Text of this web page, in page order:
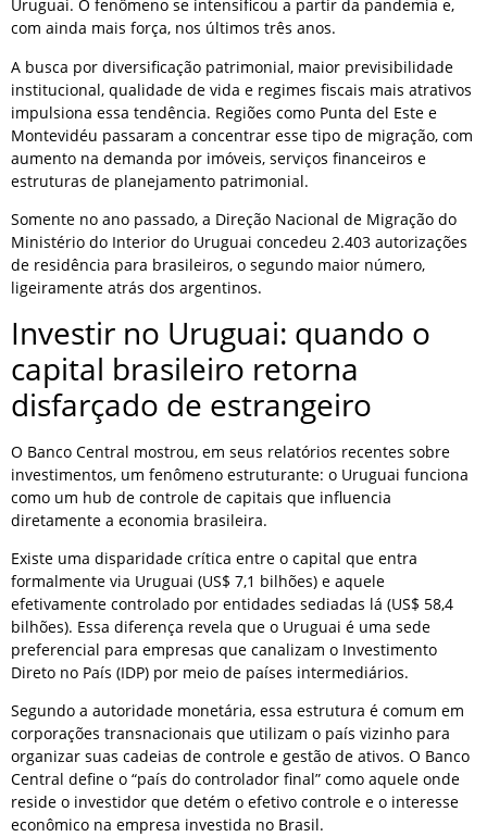
Uruguai. O fenômeno se intensificou a partir da pandemia e,
com ainda mais força, nos últimos três anos.
A busca por diversificação patrimonial, maior previsibilidade
institucional, qualidade de vida e regimes fiscais mais atrativos
impulsiona essa tendência. Regiões como Punta del Este e
Montevidéu passaram a concentrar esse tipo de migração, com
aumento na demanda por imóveis, serviços financeiros e
estruturas de planejamento patrimonial.
Somente no ano passado, a Direção Nacional de Migração do
Ministério do Interior do Uruguai concedeu 2.403 autorizações
de residência para brasileiros, o segundo maior número,
ligeiramente atrás dos argentinos.
Investir no Uruguai: quando o
capital brasileiro retorna
disfarçado de estrangeiro
O Banco Central mostrou, em seus relatórios recentes sobre
investimentos, um fenômeno estruturante: o Uruguai funciona
como um hub de controle de capitais que influencia
diretamente a economia brasileira.
Existe uma disparidade crítica entre o capital que entra
formalmente via Uruguai (US$ 7,1 bilhões) e aquele
efetivamente controlado por entidades sediadas lá (US$ 58,4
bilhões). Essa diferença revela que o Uruguai é uma sede
preferencial para empresas que canalizam o Investimento
Direto no País (IDP) por meio de países intermediários.
Segundo a autoridade monetária, essa estrutura é comum em
corporações transnacionais que utilizam o país vizinho para
organizar suas cadeias de controle e gestão de ativos. O Banco
Central define o “país do controlador final” como aquele onde
reside o investidor que detém o efetivo controle e o interesse
econômico na empresa investida no Brasil.